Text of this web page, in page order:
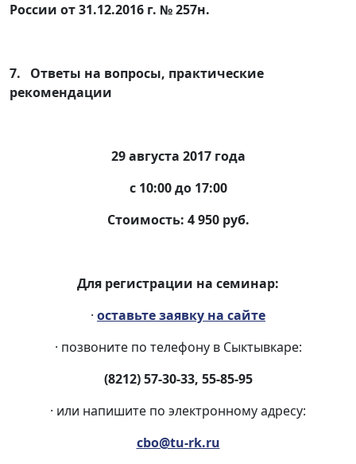
России от 31.12.2016 г. № 257н.
7. Ответы на вопросы, практические
рекомендации
29 августа 2017 года
с 10:00 до 17:00
Стоимость: 4 950 руб.
Для регистрации на семинар:
· оставьте заявку на сайте
· позвоните по телефону в Сыктывкаре:
(8212) 57-30-33, 55-85-95
· или напишите по электронному адресу:
cbo@tu-rk.ru